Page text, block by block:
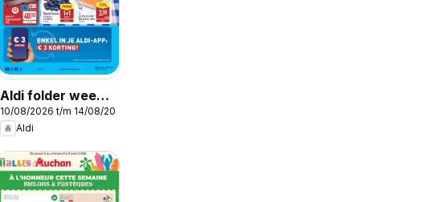
Aldi folder week
33
10/08/2026 t/m 14/08/2026
Aldi